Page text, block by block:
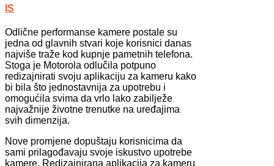
IS
Odlične performanse kamere postale su
jedna od glavnih stvari koje korisnici danas
najviše traže kod kupnje pametnih telefona.
Stoga je Motorola odlučila potpuno
redizajnirati svoju aplikaciju za kameru kako
bi bila što jednostavnija za upotrebu i
omogućila svima da vrlo lako zabilježe
najvažnije životne trenutke na uređajima
svih dimenzija.
Nove promjene dopuštaju korisnicima da
sami prilagođavaju svoje iskustvo upotrebe
kamere. Redizajnirana aplikacija za kameru